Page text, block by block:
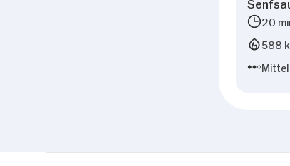
20
588
Mittel